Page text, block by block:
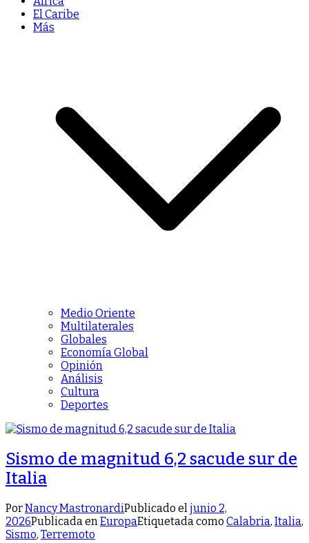
El Caribe
Más
Medio Oriente
Multilaterales
Globales
Economía Global
Opinión
Análisis
Cultura
Deportes
Sismo de magnitud 6,2 sacude sur de
Italia
PorNancy MastronardiPublicado eljunio 2,
2026Publicada enEuropaEtiquetada como Calabria, Italia,
Sismo, Terremoto